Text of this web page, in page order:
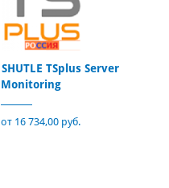
SHUTLE TSplus Server
Monitoring
от 16 734,00 руб.